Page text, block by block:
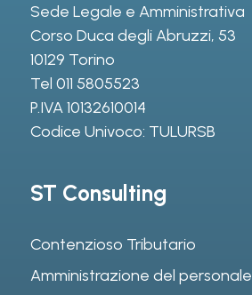
Sede Legale e Amministrativa
Corso Duca degli Abruzzi, 53
10129 Torino
Tel 011 5805523
P.IVA 10132610014
Codice Univoco: TULURSB
ST Consulting
Contenzioso Tributario
Amministrazione del personale